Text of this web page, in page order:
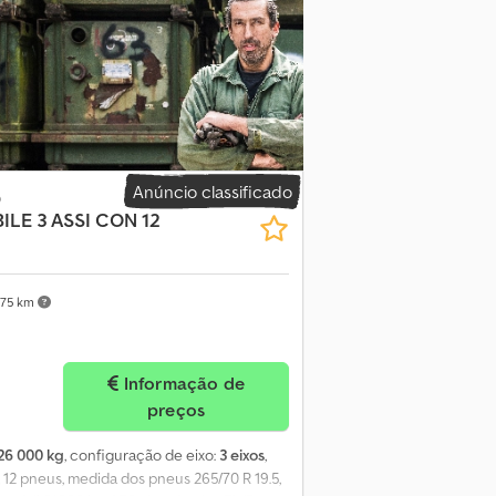
Anúncio classificado
km
3 ASSI CON 12
preços
000 kg, configuração de eixo: 3 eixos,
pneus, medida dos pneus 265/70 R 19.5,